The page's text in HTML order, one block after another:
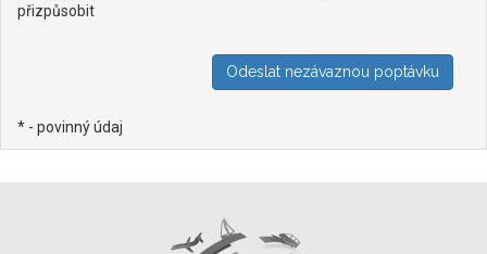
přizpůsobit
* - povinný údaj